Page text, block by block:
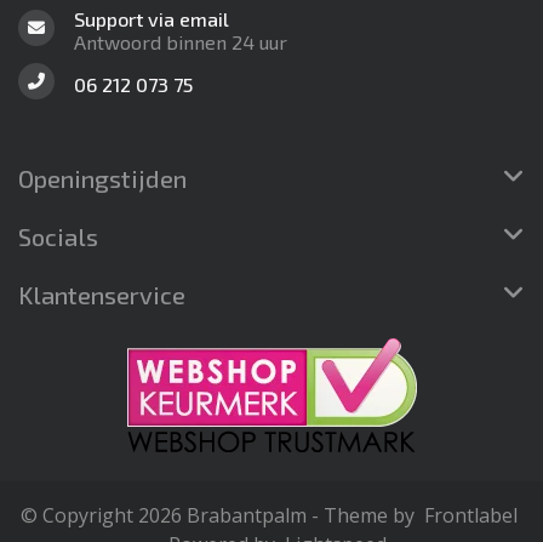
Support via email
Antwoord binnen 24 uur
06 212 073 75
Openingstijden
Socials
Klantenservice
© Copyright 2026 Brabantpalm - Theme by Frontlabel